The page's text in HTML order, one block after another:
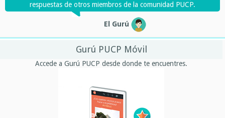
respuestas de otros miembros de la comunidad PUCP.
El Gurú
Gurú PUCP Móvil
Accede a Gurú PUCP desde donde te encuentres.